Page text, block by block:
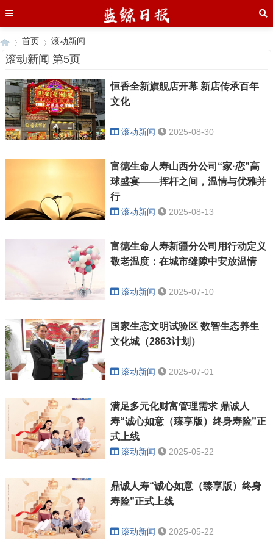
›
首页
›
滚动新闻
滚动新闻 第5页
恒香全新旗舰店开幕 新店传承百年
文化
滚动新闻 2025-08-30
富德生命人寿山西分公司“家·恋”高
球盛宴——挥杆之间，温情与优雅并
行
滚动新闻 2025-08-13
富德生命人寿新疆分公司用行动定义
敬老温度：在城市缝隙中安放温情
滚动新闻 2025-07-10
国家生态文明试验区 数智生态养生
文化城（2863计划）
滚动新闻 2025-07-01
满足多元化财富管理需求 鼎诚人
寿“诚心如意（臻享版）终身寿险”正
式上线
滚动新闻 2025-05-22
鼎诚人寿“诚心如意（臻享版）终身
寿险”正式上线
滚动新闻 2025-05-22